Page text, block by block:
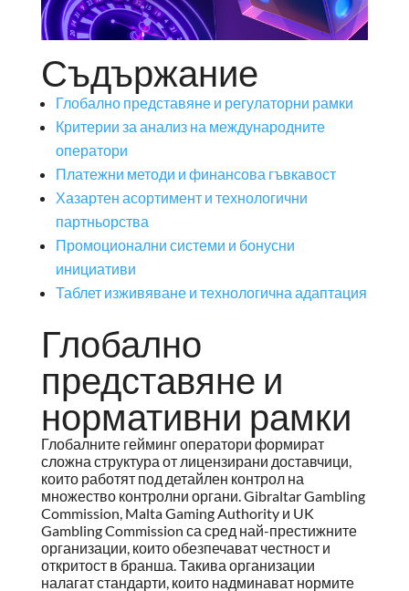
Съдържание
Глобално представяне и регулаторни рамки
Критерии за анализ на международните
оператори
Платежни методи и финансова гъвкавост
Хазартен асортимент и технологични
партньорства
Промоционални системи и бонусни
инициативи
Таблет изживяване и технологична адаптация
Глобално
представяне и
нормативни рамки
Глобалните гейминг оператори формират
сложна структура от лицензирани доставчици,
които работят под детайлен контрол на
множество контролни органи. Gibraltar Gambling
Commission, Malta Gaming Authority и UK
Gambling Commission са сред най-престижните
организации, които обезпечават честност и
откритост в бранша. Такива организации
налагат стандарти, които надминават нормите